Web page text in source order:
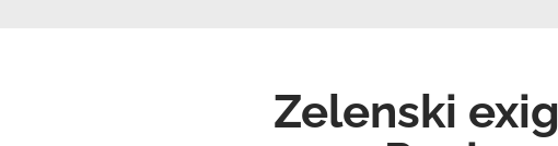
Zelenski